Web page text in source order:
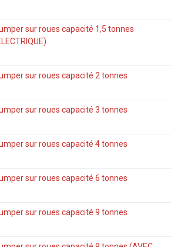
sur roues capacité 1,5 tonnes
sur roues capacité 2 tonnes
sur roues capacité 3 tonnes
sur roues capacité 4 tonnes
sur roues capacité 6 tonnes
sur roues capacité 9 tonnes